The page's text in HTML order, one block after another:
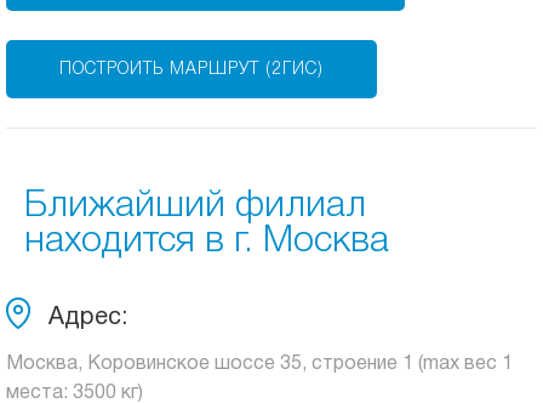
ПОСТРОИТЬ МАРШРУТ (2ГИС)
Ближайший филиал
находится в г. Москва
Адрес:
Москва, Коровинское шоссе 35, строение 1 (max вес 1
места: 3500 кг)